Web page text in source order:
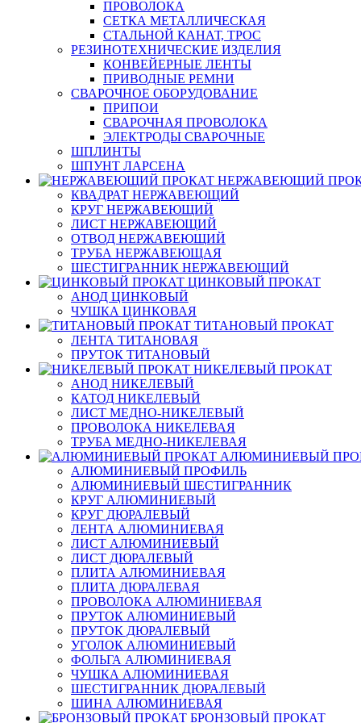
ПРОВОЛОКА
СЕТКА МЕТАЛЛИЧЕСКАЯ
СТАЛЬНОЙ КАНАТ, ТРОС
РЕЗИНОТЕХНИЧЕСКИЕ ИЗДЕЛИЯ
КОНВЕЙЕРНЫЕ ЛЕНТЫ
ПРИВОДНЫЕ РЕМНИ
СВАРОЧНОЕ ОБОРУДОВАНИЕ
ПРИПОИ
СВАРОЧНАЯ ПРОВОЛОКА
ЭЛЕКТРОДЫ СВАРОЧНЫЕ
ШПЛИНТЫ
ШПУНТ ЛАРСЕНА
НЕРЖАВЕЮЩИЙ
КВАДРАТ НЕРЖАВЕЮЩИЙ
КРУГ НЕРЖАВЕЮЩИЙ
ЛИСТ НЕРЖАВЕЮЩИЙ
ОТВОД НЕРЖАВЕЮЩИЙ
ТРУБА НЕРЖАВЕЮЩАЯ
ШЕСТИГРАННИК НЕРЖАВЕЮЩИЙ
ЦИНКОВЫЙ ПРОКАТ
АНОД ЦИНКОВЫЙ
ЧУШКА ЦИНКОВАЯ
ТИТАНОВЫЙ ПРОКАТ
ЛЕНТА ТИТАНОВАЯ
ПРУТОК ТИТАНОВЫЙ
НИКЕЛЕВЫЙ ПРОКАТ
АНОД НИКЕЛЕВЫЙ
КАТОД НИКЕЛЕВЫЙ
ЛИСТ МЕДНО-НИКЕЛЕВЫЙ
ПРОВОЛОКА НИКЕЛЕВАЯ
ТРУБА МЕДНО-НИКЕЛЕВАЯ
АЛЮМИНИЕВЫЙ
АЛЮМИНИЕВЫЙ ПРОФИЛЬ
АЛЮМИНИЕВЫЙ ШЕСТИГРАННИК
КРУГ АЛЮМИНИЕВЫЙ
КРУГ ДЮРАЛЕВЫЙ
ЛЕНТА АЛЮМИНИЕВАЯ
ЛИСТ АЛЮМИНИЕВЫЙ
ЛИСТ ДЮРАЛЕВЫЙ
ПЛИТА АЛЮМИНИЕВАЯ
ПЛИТА ДЮРАЛЕВАЯ
ПРОВОЛОКА АЛЮМИНИЕВАЯ
ПРУТОК АЛЮМИНИЕВЫЙ
ПРУТОК ДЮРАЛЕВЫЙ
УГОЛОК АЛЮМИНИЕВЫЙ
ФОЛЬГА АЛЮМИНИЕВАЯ
ЧУШКА АЛЮМИНИЕВАЯ
ШЕСТИГРАННИК ДЮРАЛЕВЫЙ
ШИНА АЛЮМИНИЕВАЯ
БРОНЗОВЫЙ ПРОКАТ